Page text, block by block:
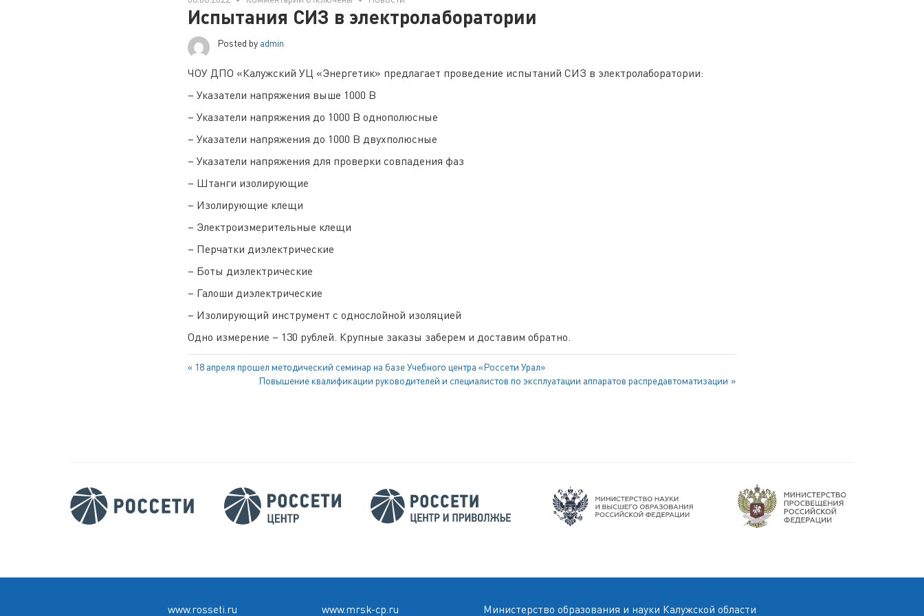
записи
Испытания
электролаборатории
Испытания СИЗ в электролаборатории
Posted by admin
ЧОУ ДПО «Калужский УЦ «Энергетик» предлагает проведение испытаний СИЗ в электролаборатории:
– Указатели напряжения выше 1000 В
– Указатели напряжения до 1000 В однополюсные
– Указатели напряжения до 1000 В двухполюсные
– Указатели напряжения для проверки совпадения фаз
– Штанги изолирующие
– Изолирующие клещи
– Электроизмерительные клещи
– Перчатки диэлектрические
– Боты диэлектрические
– Галоши диэлектрические
– Изолирующий инструмент с однослойной изоляцией
Одно измерение – 130 рублей. Крупные заказы заберем и доставим обратно.
Навигация
Previous
18 апреля прошел методический семинар на базе Учебного центра «Россети Урал»
Next
Повышение квалификации руководителей и специалистов по эксплуатации аппаратов распредавтоматизации
www.rosseti.ru www.mrsk-cp.ru Министерство образования и науки Калужской области